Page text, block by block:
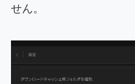
せん。